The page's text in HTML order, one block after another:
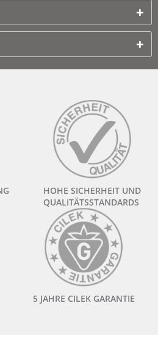
HOHE SICHERHEIT UND
QUALITÄTSSTANDARDS
5 JAHRE CILEK GARANTIE